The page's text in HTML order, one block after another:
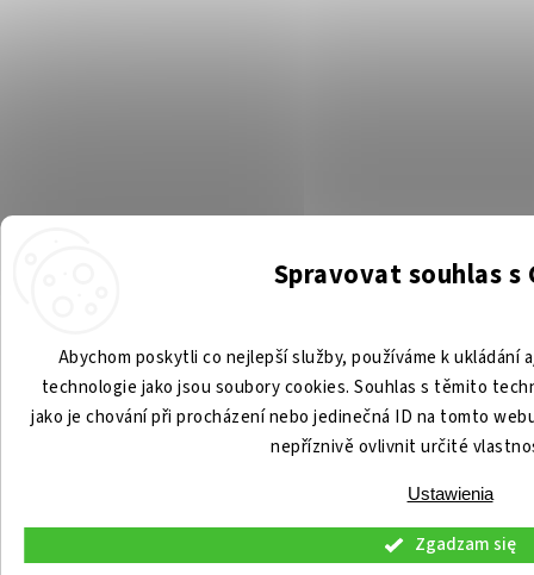
Spravovat souhlas s
Abychom poskytli co nejlepší služby, používáme k
technologie jako jsou soubory cookies. Souhlas s těmito
jako je chování při procházení nebo jedinečná ID na tomto
nepříznivě ovlivnit určité
Ustawienia
Zgadzam się